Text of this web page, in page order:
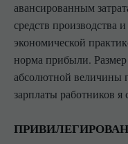
авансированным
средств производства
экономической
норма прибыли.
абсолютной величины
зарплаты работников я